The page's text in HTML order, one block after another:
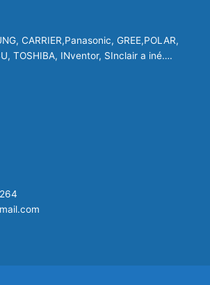
CARRIER,Panasonic, GREE,POLAR,
TOSHIBA, INventor, SInclair a iné….